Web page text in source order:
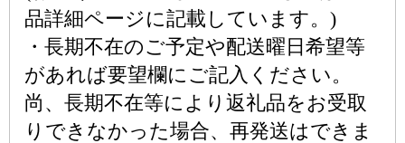
品詳細ページに記載しています。)
・長期不在のご予定や配送曜日希望等
があれば要望欄にご記入ください。
尚、長期不在等により返礼品をお受取
りできなかった場合、再発送はできま